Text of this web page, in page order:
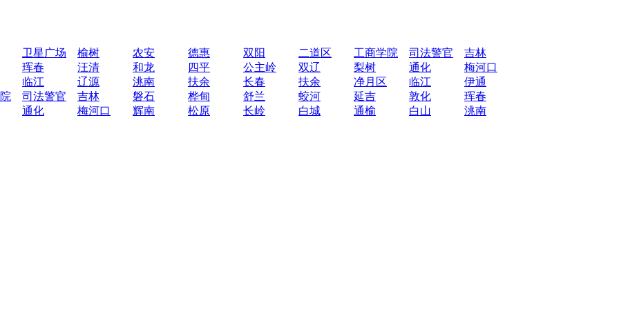
卫星广场 榆树 农安 德惠 双阳 二道区 工商学院 司法警官
吉林
珲春
汪清 和龙 四平 公主岭 双辽 梨树 通化
梅河口
临江
辽源 洮南 扶余 长春 扶余 净月区 临江
伊通
司法警官 吉林 磐石 桦甸 舒兰 蛟河 延吉 敦化
珲春
通化
梅河口 辉南 松原 长岭 白城 通榆 白山 洮南